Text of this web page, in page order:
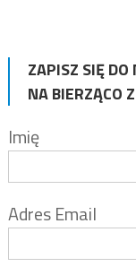
ZAPISZ SIĘ DO
NA BIERZĄCO
Imię
Adres Email